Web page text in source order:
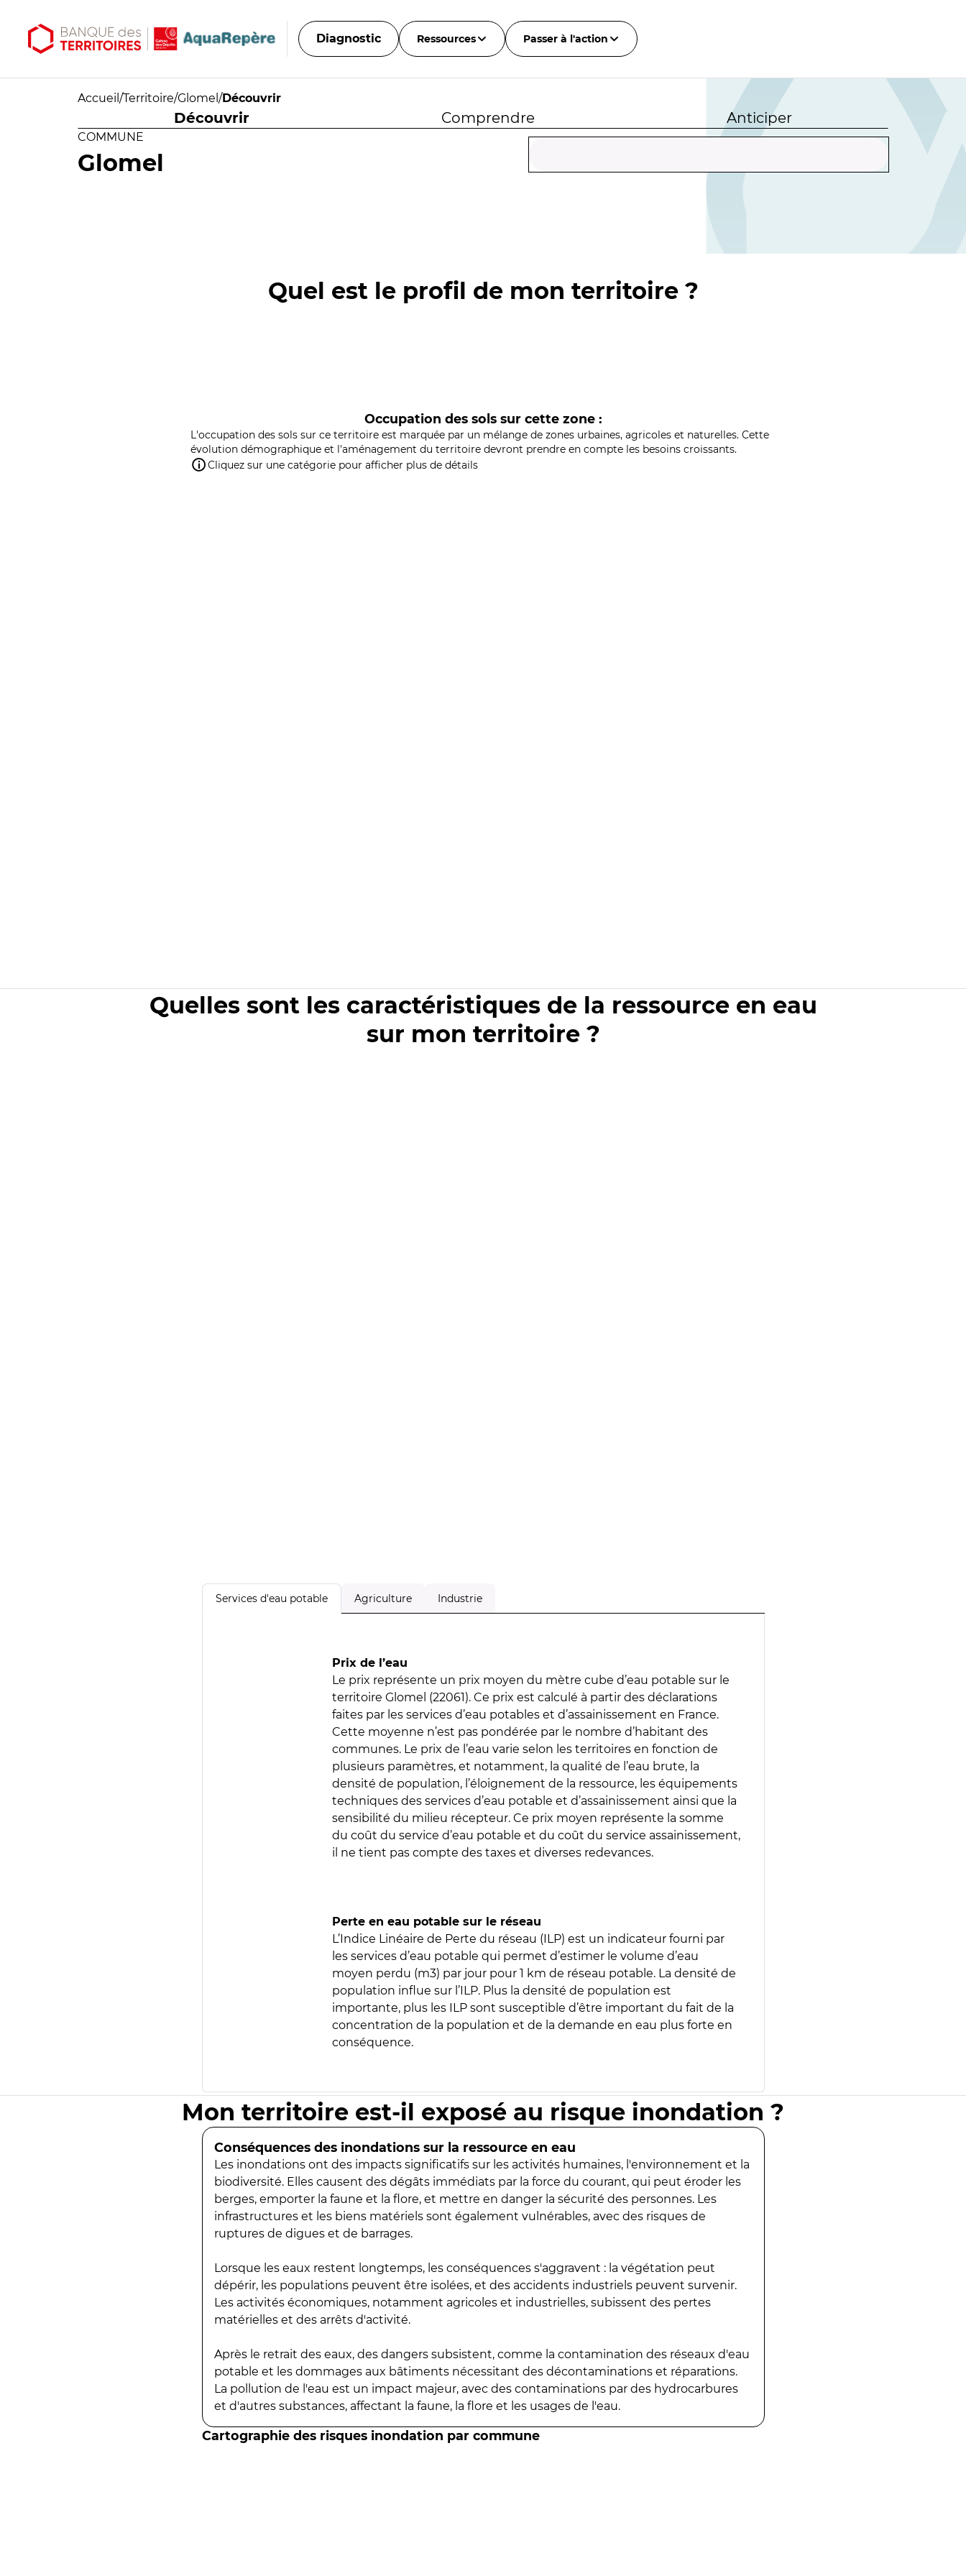
Diagnostic Ressources Passer à l'action
Accueil /Territoire/Glomel /Découvrir
Découvrir Comprendre Anticiper
COMMUNE
Glomel
Quel est le profil de mon territoire ?
Occupation des sols sur cette zone :
L'occupation des sols sur ce territoire est marquée par un mélange de zones urbaines, agricoles et naturelles. Cette
évolution démographique et l'aménagement du territoire devront prendre en compte les besoins croissants.
Cliquez sur une catégorie pour afficher plus de détails
Quelles sont les caractéristiques de la ressource en eau
sur mon territoire ?
Services d'eau potable Agriculture Industrie
Prix de l’eau
Le prix représente un prix moyen du mètre cube d’eau potable sur le
territoire Glomel (22061). Ce prix est calculé à partir des déclarations
faites par les services d’eau potables et d’assainissement en France.
Cette moyenne n’est pas pondérée par le nombre d’habitant des
communes. Le prix de l’eau varie selon les territoires en fonction de
plusieurs paramètres, et notamment, la qualité de l’eau brute, la
densité de population, l’éloignement de la ressource, les équipements
techniques des services d’eau potable et d’assainissement ainsi que la
sensibilité du milieu récepteur. Ce prix moyen représente la somme
du coût du service d’eau potable et du coût du service assainissement,
il ne tient pas compte des taxes et diverses redevances.
Perte en eau potable sur le réseau
L’Indice Linéaire de Perte du réseau (ILP) est un indicateur fourni par
les services d’eau potable qui permet d’estimer le volume d’eau
moyen perdu (m3) par jour pour 1 km de réseau potable. La densité de
population influe sur l’ILP. Plus la densité de population est
importante, plus les ILP sont susceptible d’être important du fait de la
concentration de la population et de la demande en eau plus forte en
conséquence.
Mon territoire est-il exposé au risque inondation ?
Conséquences des inondations sur la ressource en eau
Les inondations ont des impacts significatifs sur les activités humaines, l'environnement et la
biodiversité. Elles causent des dégâts immédiats par la force du courant, qui peut éroder les
berges, emporter la faune et la flore, et mettre en danger la sécurité des personnes. Les
infrastructures et les biens matériels sont également vulnérables, avec des risques de
ruptures de digues et de barrages.
Lorsque les eaux restent longtemps, les conséquences s'aggravent : la végétation peut
dépérir, les populations peuvent être isolées, et des accidents industriels peuvent survenir.
Les activités économiques, notamment agricoles et industrielles, subissent des pertes
matérielles et des arrêts d'activité.
Après le retrait des eaux, des dangers subsistent, comme la contamination des réseaux d'eau
potable et les dommages aux bâtiments nécessitant des décontaminations et réparations.
La pollution de l'eau est un impact majeur, avec des contaminations par des hydrocarbures
et d'autres substances, affectant la faune, la flore et les usages de l'eau.
Cartographie des risques inondation par commune